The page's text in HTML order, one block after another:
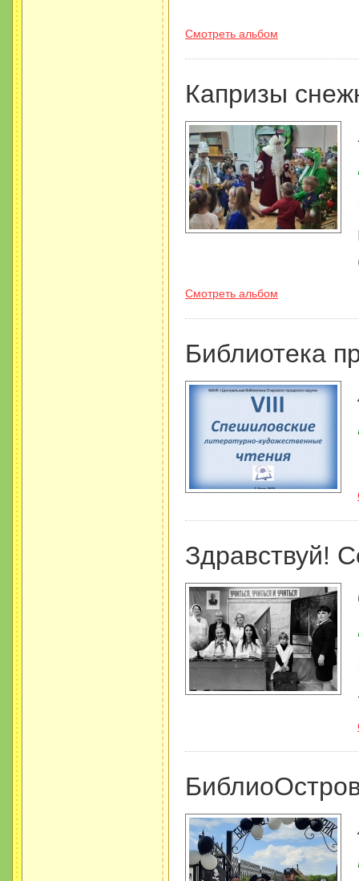
Смотреть альбом
Капризы
Смотреть альбом
Библиотека
Здравствуй!